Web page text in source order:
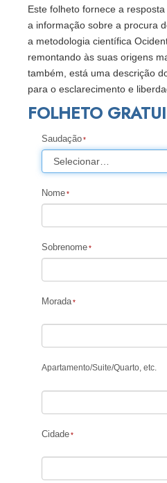
Este folheto fornece a
a informação sobre a procura
a metodologia científica
remontando às suas origens
também, está uma descrição
para o esclarecimento e
FOLHETO
Saudação
Nome
Sobrenome
Morada
Apartamento/Suite/Quarto, etc.
Cidade